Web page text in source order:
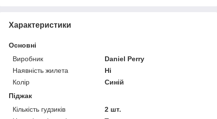
Характеристики
Основні
Виробник
Daniel Perry
Наявність жилета
Ні
Колір
Синій
Піджак
Кількість гудзиків
2 шт.